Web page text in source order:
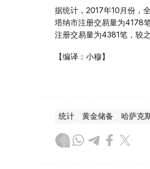
据统计，2017年10月份，
塔纳市注册交易量为4178
注册交易量为4381笔，较
【编译：小穆】
统计 黄金储备 哈萨克